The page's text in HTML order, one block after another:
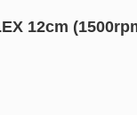
12cm